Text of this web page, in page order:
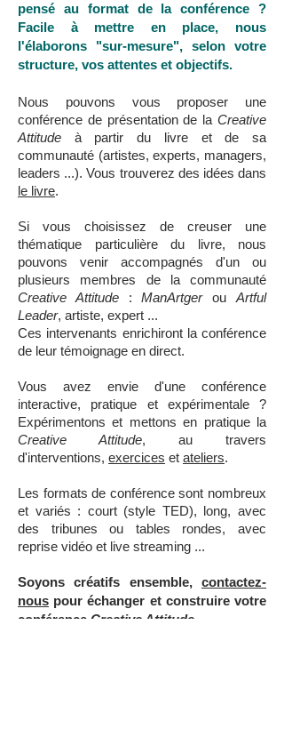
pensé au format de la conférence ?
Facile à mettre en place, nous
l'élaborons "sur-mesure", selon votre
structure, vos attentes et objectifs.
Nous pouvons vous proposer une
conférence de présentation de la Creative
Attitude à partir du livre et de sa
communauté (artistes, experts, managers,
leaders ...). Vous trouverez des idées dans
le livre.
Si vous choisissez de creuser une
thématique particulière du livre, nous
pouvons venir accompagnés d'un ou
plusieurs membres de la communauté
Creative Attitude: ManArtgerouArtful
Leader, artiste, expert ...
Ces intervenants enrichiront la conférence
de leur témoignage en direct.
Vous avez envie d'une conférence
interactive, pratique et expérimentale ?
Expérimentons et mettons en pratique la
Creative Attitude, au travers
d'interventions, exercices et ateliers.
Les formats de conférence sont nombreux
et variés : court (style TED), long, avec
des tribunes ou tables rondes, avec
reprise vidéo et live streaming ...
Soyons créatifs ensemble, contactez-
nous pour échanger et construire votre
conférence Creative Attitude